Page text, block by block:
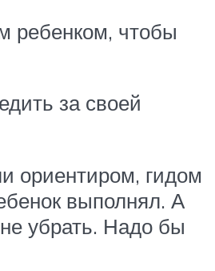
ребенком, чтобы
за своей
ориентиром, гидом
выполнял. А
убрать. Надо бы